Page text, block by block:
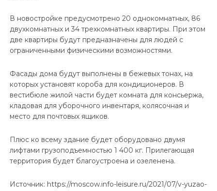
В новостройке предусмотрено 20 однокомнатных, 86
двухкомнатных и 34 трехкомнатных квартиры. При этом
две квартиры будут предназначены для людей с
ограниченными физическими возможностями.
Фасады дома будут выполнены в бежевых тонах, на
которых установят короба для кондиционеров. В
вестибюле жилой части будет комната для консьержа,
кладовая для уборочного инвентаря, колясочная и
место для почтовых ящиков.
Плюс ко всему здание будет оборудовано двумя
лифтами грузоподъемностью 1 400 кг. Прилегающая
территория будет благоустроена и озеленена.
Источник: https://moscow.info-leisure.ru/2021/07/v-yuzao-